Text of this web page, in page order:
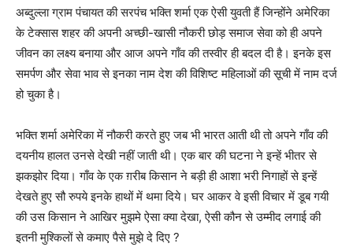
अब्दुल्ला ग्राम पंचायत की सरपंच भक्ति शर्मा एक ऐसी युवती हैं जिन्होंने अमेरिका
के टेक्सास शहर की अपनी अच्छी-खासी नौकरी छोड़ समाज सेवा को ही अपने
जीवन का लक्ष्य बनाया और आज अपने गाँव की तस्वीर ही बदल दी है। इनके इस
समर्पण और सेवा भाव से इनका नाम देश की विशिष्ट महिलाओं की सूची में नाम दर्ज
हो चुका है।
भक्ति शर्मा अमेरिका में नौकरी करते हुए जब भी भारत आती थी तो अपने गाँव की
दयनीय हालत उनसे देखी नहीं जाती थी। एक बार की घटना ने इन्हें भीतर से
झकझोर दिया। गाँव के एक ग़रीब किसान ने बड़ी ही आशा भरी निगाहों से इन्हें
देखते हुए सौ रुपये इनके हाथों में थमा दिये। घर आकर वे इसी विचार में डूब गयी
की उस किसान ने आखिर मुझमे ऐसा क्या देखा, ऐसी कौन से उम्मीद लगाई की
इतनी मुश्किलों से कमाए पैसे मुझे दे दिए ?